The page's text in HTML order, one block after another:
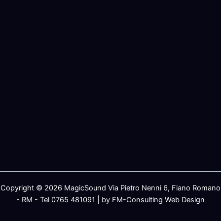
Copyright © 2026 MagicSound Via Pietro Nenni 6, Fiano Romano
- RM - Tel 0765 481091 | by FM-Consulting Web Design